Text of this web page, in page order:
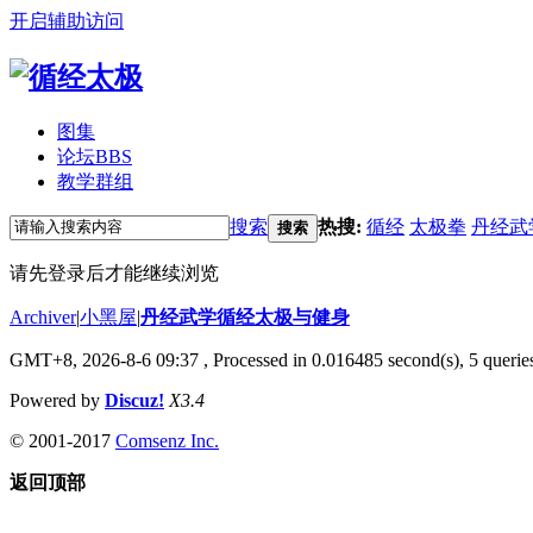
开启辅助访问
图集
论坛BBS
教学群组
搜索 搜索 热搜: 循经 太极拳 丹经武
请先登录后才能继续浏览
Archiver|小黑屋|丹经武学循经太极与健身
GMT+8, 2026-8-6 09:37 , Processed in 0.016485 second(s), 5
Powered by Discuz! X3.4
© 2001-2017 Comsenz Inc.
返回顶部